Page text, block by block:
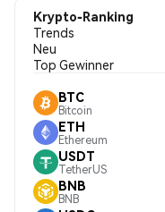
Krypto-Ranking
Trends
Neu
Top Gewinner
BTC
Bitcoin
ETH
Ethereum
USDT
TetherUS
BNB
BNB